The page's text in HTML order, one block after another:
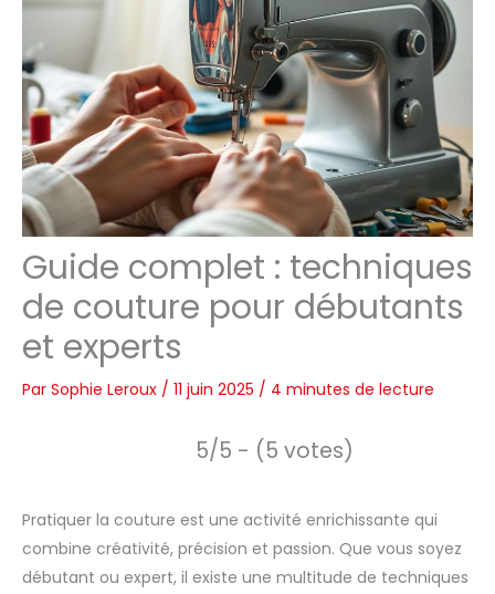
Guide complet : techniques
de couture pour débutants
et experts
Par Sophie Leroux / 11 juin 2025 / 4 minutes de lecture
5/5 - (5 votes)
Pratiquer la couture est une activité enrichissante qui
combine créativité, précision et passion. Que vous soyez
débutant ou expert, il existe une multitude de techniques